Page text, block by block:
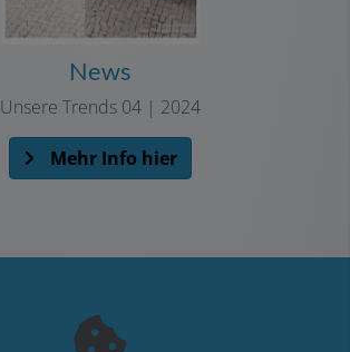
News
Unsere Trends 04 | 2024
Mehr Info hier